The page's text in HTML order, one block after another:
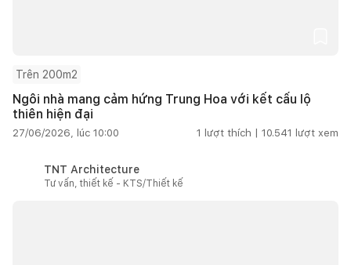
Trên 200m2
Ngôi nhà mang cảm hứng Trung Hoa với kết cấu lộ
thiên hiện đại
27/06/2026, lúc 10:00 1 lượt thích | 10.541 lượt xem
TNT Architecture
Tư vấn, thiết kế - KTS/Thiết kế